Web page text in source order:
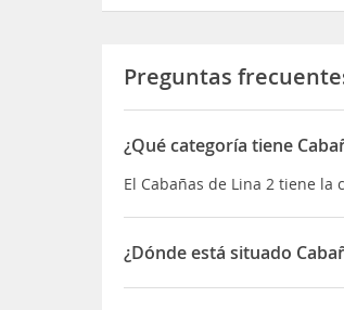
Preguntas
¿Qué categoría tiene
El Cabañas de Lina 2 tiene la
¿Dónde está situado
El Cabañas de Lina 2 está